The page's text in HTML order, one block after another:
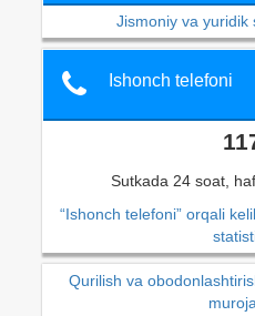
Jismoniy va yuridik
Ishonch telefoni
Sutkada 24 soat,
“Ishonch telefoni” orqali
Qurilish va